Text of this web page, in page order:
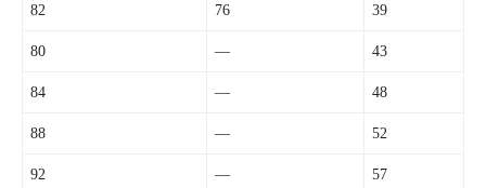
82 76 39
80 — 43
84 — 48
88 — 52
92 — 57